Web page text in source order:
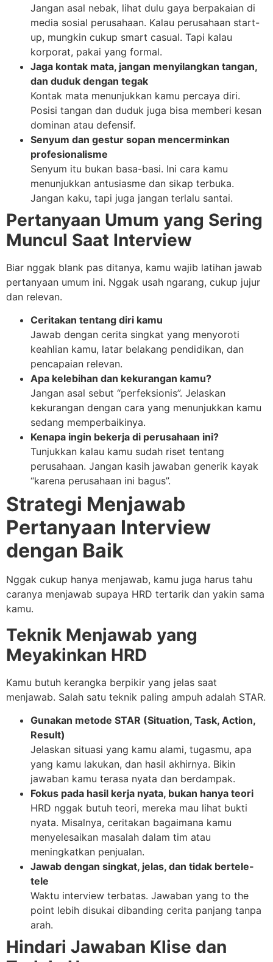
Jangan asal nebak, lihat dulu gaya berpakaian di
media sosial perusahaan. Kalau perusahaan start-
up, mungkin cukup smart casual. Tapi kalau
korporat, pakai yang formal.
Jaga kontak mata, jangan menyilangkan tangan,
dan duduk dengan tegak
Kontak mata menunjukkan kamu percaya diri.
Posisi tangan dan duduk juga bisa memberi kesan
dominan atau defensif.
Senyum dan gestur sopan mencerminkan
profesionalisme
Senyum itu bukan basa-basi. Ini cara kamu
menunjukkan antusiasme dan sikap terbuka.
Jangan kaku, tapi juga jangan terlalu santai.
Pertanyaan Umum yang Sering
Muncul Saat Interview
Biar nggak blank pas ditanya, kamu wajib latihan jawab
pertanyaan umum ini. Nggak usah ngarang, cukup jujur
dan relevan.
Ceritakan tentang diri kamu
Jawab dengan cerita singkat yang menyoroti
keahlian kamu, latar belakang pendidikan, dan
pencapaian relevan.
Apa kelebihan dan kekurangan kamu?
Jangan asal sebut “perfeksionis”. Jelaskan
kekurangan dengan cara yang menunjukkan kamu
sedang memperbaikinya.
Kenapa ingin bekerja di perusahaan ini?
Tunjukkan kalau kamu sudah riset tentang
perusahaan. Jangan kasih jawaban generik kayak
“karena perusahaan ini bagus”.
Strategi Menjawab
Pertanyaan Interview
dengan Baik
Nggak cukup hanya menjawab, kamu juga harus tahu
caranya menjawab supaya HRD tertarik dan yakin sama
kamu.
Teknik Menjawab yang
Meyakinkan HRD
Kamu butuh kerangka berpikir yang jelas saat
menjawab. Salah satu teknik paling ampuh adalah STAR.
Gunakan metode STAR (Situation, Task, Action,
Result)
Jelaskan situasi yang kamu alami, tugasmu, apa
yang kamu lakukan, dan hasil akhirnya. Bikin
jawaban kamu terasa nyata dan berdampak.
Fokus pada hasil kerja nyata, bukan hanya teori
HRD nggak butuh teori, mereka mau lihat bukti
nyata. Misalnya, ceritakan bagaimana kamu
menyelesaikan masalah dalam tim atau
meningkatkan penjualan.
Jawab dengan singkat, jelas, dan tidak bertele-
tele
Waktu interview terbatas. Jawaban yang to the
point lebih disukai dibanding cerita panjang tanpa
arah.
Hindari Jawaban Klise dan